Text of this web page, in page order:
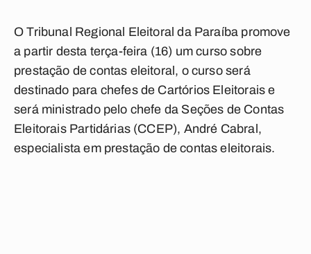
O Tribunal Regional Eleitoral da Paraíba promove
a partir desta terça-feira (16) um curso sobre
prestação de contas eleitoral, o curso será
destinado para chefes de Cartórios Eleitorais e
será ministrado pelo chefe da Seções de Contas
Eleitorais Partidárias (CCEP), André Cabral,
especialista em prestação de contas eleitorais.